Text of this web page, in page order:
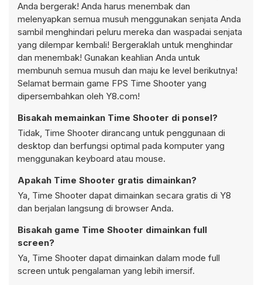
Anda bergerak! Anda harus menembak dan
melenyapkan semua musuh menggunakan senjata Anda
sambil menghindari peluru mereka dan waspadai senjata
yang dilempar kembali! Bergeraklah untuk menghindar
dan menembak! Gunakan keahlian Anda untuk
membunuh semua musuh dan maju ke level berikutnya!
Selamat bermain game FPS Time Shooter yang
dipersembahkan oleh Y8.com!
Bisakah memainkan Time Shooter di ponsel?
Tidak, Time Shooter dirancang untuk penggunaan di
desktop dan berfungsi optimal pada komputer yang
menggunakan keyboard atau mouse.
Apakah Time Shooter gratis dimainkan?
Ya, Time Shooter dapat dimainkan secara gratis di Y8
dan berjalan langsung di browser Anda.
Bisakah game Time Shooter dimainkan full
screen?
Ya, Time Shooter dapat dimainkan dalam mode full
screen untuk pengalaman yang lebih imersif.